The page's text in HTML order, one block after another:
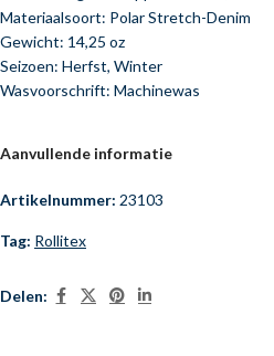
Materiaalsoort: Polar Stretch-Denim
Gewicht: 14,25 oz
Seizoen: Herfst, Winter
Wasvoorschrift: Machinewas
Aanvullende informatie
Artikelnummer: 23103
Tag: Rollitex
Delen: